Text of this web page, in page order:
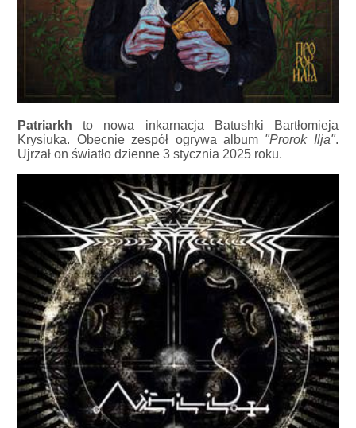
Patriarkh to nowa inkarnacja Batushki Bartłomieja
Krysiuka. Obecnie zespół ogrywa album "Prorok Ilja".
Ujrzał on światło dzienne 3 stycznia 2025 roku.